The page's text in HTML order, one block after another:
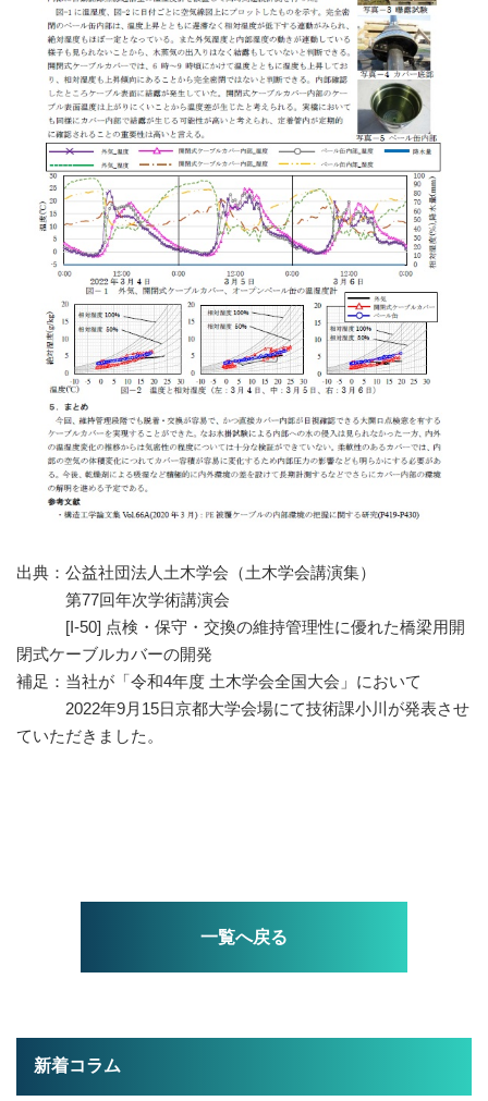
出典：公益社団法人土木学会（土木学会講演集）
第77回年次学術講演会
[I-50] 点検・保守・交換の維持管理性に優れた橋梁用開
閉式ケーブルカバーの開発
補足：当社が「令和4年度 土木学会全国大会」において
2022年9月15日京都大学会場にて技術課小川が発表させ
ていただきました。
一覧へ戻る
新着コラム